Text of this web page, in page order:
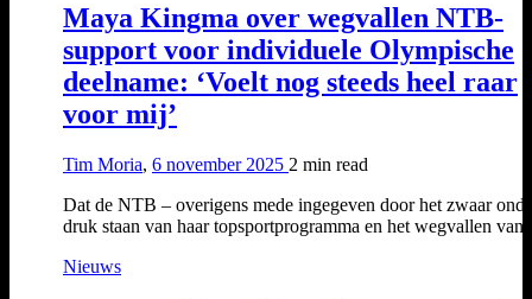
Maya Kingma over wegvallen NTB-
support voor individuele Olympische
deelname: ‘Voelt nog steeds heel raar
voor mij’
Tim Moria, 6 november 2025 2 min read
Dat de NTB – overigens mede ingegeven door het zwaar
druk staan van haar topsportprogramma en het wegvallen
Nieuws